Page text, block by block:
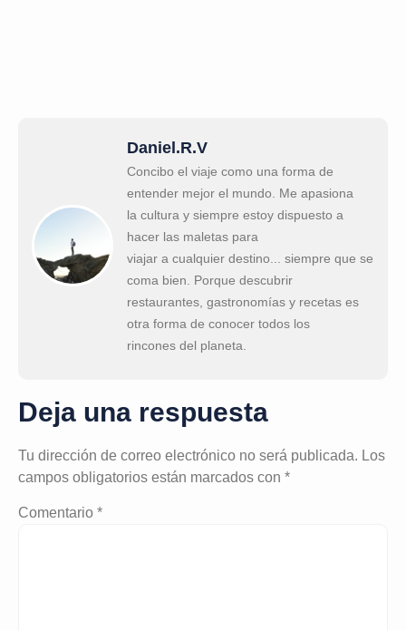
Daniel.R.V
Concibo el viaje como una forma de
entender mejor el mundo. Me apasiona
la cultura y siempre estoy dispuesto a
hacer las maletas para
viajar a cualquier destino... siempre que se
coma bien. Porque descubrir
restaurantes, gastronomías y recetas es
otra forma de conocer todos los
rincones del planeta.
Deja una respuesta
Tu dirección de correo electrónico no será publicada. Los
campos obligatorios están marcados con *
Comentario *